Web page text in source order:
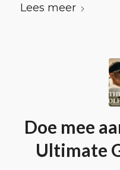
Lees meer
Doe mee
Ultimate